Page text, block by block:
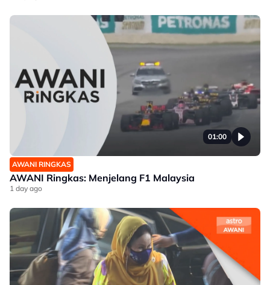
01:00
AWANI RINGKAS
AWANI Ringkas: Menjelang F1 Malaysia
1 day ago